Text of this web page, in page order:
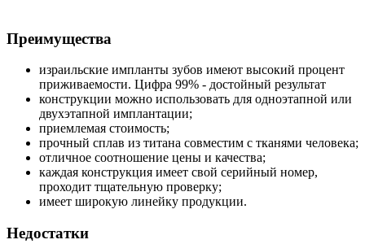
Преимущества
израильские импланты зубов имеют высокий процент
приживаемости. Цифра 99% - достойный результат
конструкции можно использовать для одноэтапной или
двухэтапной имплантации;
приемлемая стоимость;
прочный сплав из титана совместим с тканями человека;
отличное соотношение цены и качества;
каждая конструкция имеет свой серийный номер,
проходит тщательную проверку;
имеет широкую линейку продукции.
Недостатки